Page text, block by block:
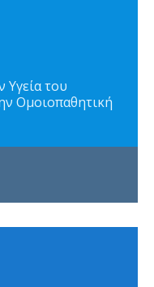
Υγεία του
Ομοιοπαθητική